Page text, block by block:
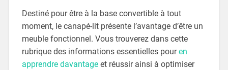
Destiné pour être à la base convertible à tout
moment, le canapé-lit présente l’avantage d’être un
meuble fonctionnel. Vous trouverez dans cette
rubrique des informations essentielles pouren
apprendre davantageet réussir ainsi à optimiser